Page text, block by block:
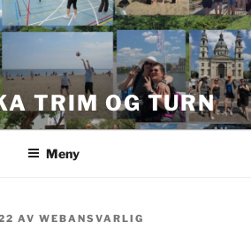
TRIM OG TURN
Meny
AV WEBANSVARLIG